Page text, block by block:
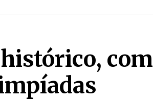
com